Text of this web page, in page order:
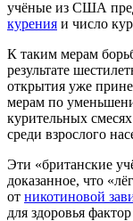
учёные из США
курения и число
К таким мерам
результате
открытия уже
мерам по
курительных
среди взрослого
Эти «британские
доказанное, что
от никотиновой
для здоровья фактор